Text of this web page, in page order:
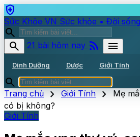
health_and_safety
Sức Khỏe VN Sức khỏe • Đời sống
search
search
21 bài hôm nay rss_feed menu
Dinh Dưỡng Dược Giới Tính
search
Trang chủ chevron_right Giới Tính chevron_right Mẹ
có bị không?
Giới Tính